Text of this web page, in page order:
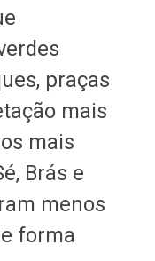
praças
mais
mais
Brás e
menos
forma